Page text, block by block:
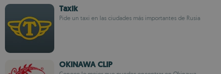
Taxik
Pide un taxi en las ciudades más importantes de Rusia
OKINAWA CLIP